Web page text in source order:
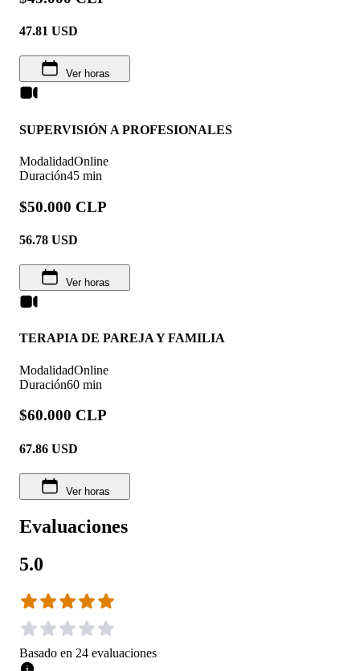
47.81 USD
Ver horas
SUPERVISIÓN A PROFESIONALES
ModalidadOnline
Duración45 min
$50.000 CLP
56.78 USD
Ver horas
TERAPIA DE PAREJA Y FAMILIA
ModalidadOnline
Duración60 min
$60.000 CLP
67.86 USD
Ver horas
Evaluaciones
5.0
Basado en 24 evaluaciones